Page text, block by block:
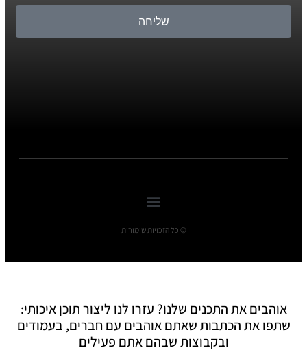
שליחה
© כל הזכויות שומורות
אוהבים את התכנים שלנו? עזרו לנו ליצור תוכן איכותי:
שתפו את הכתבות שאתם אוהבים עם חברים, בעמודים
ובקבוצות שבהם אתם פעילים